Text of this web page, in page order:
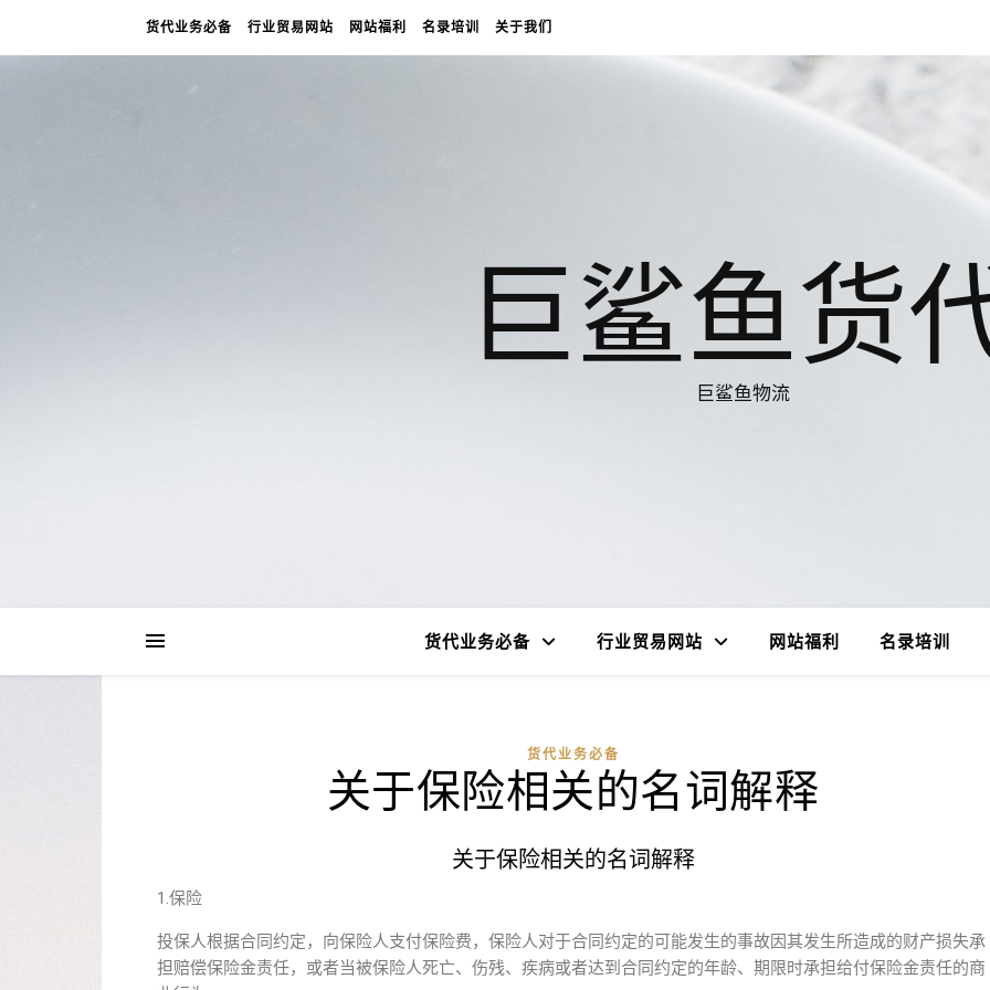
货代业务必备 行业贸易网站 网站福利 名录培训 关于我们
巨鲨鱼货
巨鲨鱼物流
货代业务必备 行业贸易网站 网站福利 名录培训
货代业务必备
关于保险相关的名词解释
关于保险相关的名词解释
1.保险
投保人根据合同约定，向保险人支付保险费，保险人对于合同约定的可能发生的事故因其发生所造成的财产损失承
担赔偿保险金责任，或者当被保险人死亡、伤残、疾病或者达到合同约定的年龄、期限时承担给付保险金责任的商